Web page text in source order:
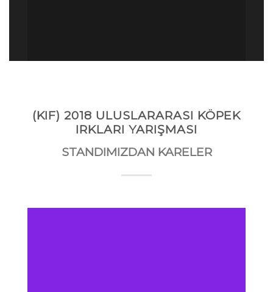
(KIF) 2018 ULUSLARARASI KÖPEK
IRKLARI YARIŞMASI
STANDIMIZDAN KARELER